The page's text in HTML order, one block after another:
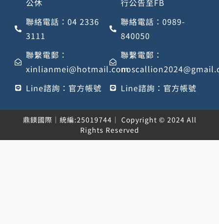
公休
聯絡電話：04 2336
3111
聯繫電郵：
xinlianmei@hotmail.com
Line諮詢：官方帳號
行公告至FB
聯絡電話：0989-
840050
聯繫電郵：
Line諮詢：官方帳號
鼎鎂國際｜統編:25019744｜ Copyright © 2024 All
Rights Reserved